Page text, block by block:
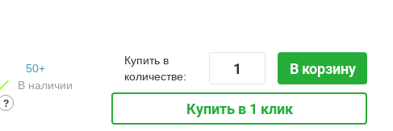
50+
В наличии
?
Купить в
количестве:
В корзину
Купить в 1 клик